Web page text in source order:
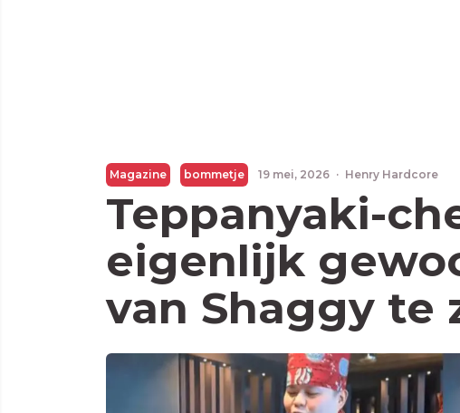
Magazine bommetje 19 mei, 2026 · Henry Hardcore
Teppanyaki-
eigenlijk
van Shaggy te